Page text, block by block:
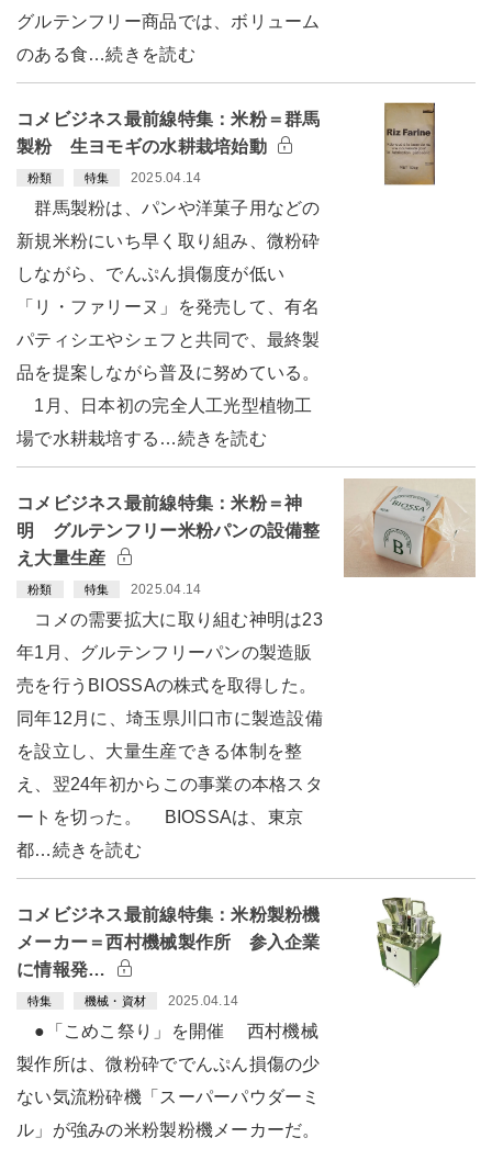
グルテンフリー商品では、ボリューム
のある食…続きを読む
コメビジネス最前線特集：米粉＝群馬
製粉 生ヨモギの水耕栽培始動
粉類 特集 2025.04.14
群馬製粉は、パンや洋菓子用などの
新規米粉にいち早く取り組み、微粉砕
しながら、でんぷん損傷度が低い
「リ・ファリーヌ」を発売して、有名
パティシエやシェフと共同で、最終製
品を提案しながら普及に努めている。
1月、日本初の完全人工光型植物工
場で水耕栽培する…続きを読む
コメビジネス最前線特集：米粉＝神
明 グルテンフリー米粉パンの設備整
え大量生産
粉類 特集 2025.04.14
コメの需要拡大に取り組む神明は23
年1月、グルテンフリーパンの製造販
売を行うBIOSSAの株式を取得した。
同年12月に、埼玉県川口市に製造設備
を設立し、大量生産できる体制を整
え、翌24年初からこの事業の本格スタ
ートを切った。 BIOSSAは、東京
都…続きを読む
コメビジネス最前線特集：米粉製粉機
メーカー＝西村機械製作所 参入企業
に情報発…
特集 機械・資材 2025.04.14
●「こめこ祭り」を開催 西村機械
製作所は、微粉砕ででんぷん損傷の少
ない気流粉砕機「スーパーパウダーミ
ル」が強みの米粉製粉機メーカーだ。